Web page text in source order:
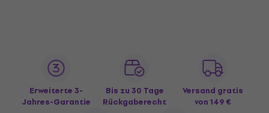
Erweiterte 3-
Jahres-Garantie
Bis zu 30 Tage
Rückgaberecht
Versand gratis
von 149 €